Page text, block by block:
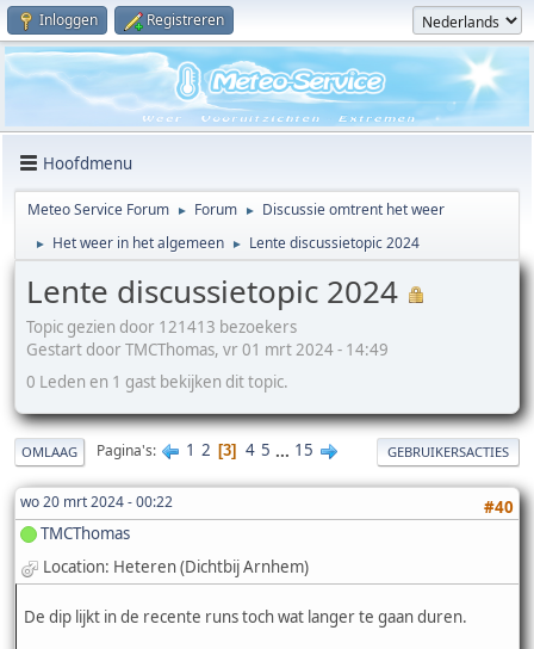
Inloggen Registreren
Hoofdmenu
Meteo Service Forum ► Forum ► Discussie omtrent het weer
► Het weer in het algemeen ► Lente discussietopic 2024
Lente discussietopic 2024
Topic gezien door 121413 bezoekers
Gestart door TMCThomas, vr 01 mrt 2024 - 14:49
0 Leden en 1 gast bekijken dit topic.
OMLAAG Pagina's 1 2 3 4 5 ... 15 GEBRUIKERSACTIES
wo 20 mrt 2024 - 00:22
#40
TMCThomas
Location: Heteren (Dichtbij Arnhem)
De dip lijkt in de recente runs toch wat langer te gaan duren.